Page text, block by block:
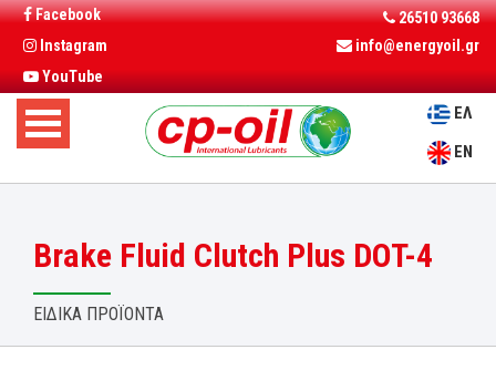
Facebook
Instagram
YouTube
26510 93668
info@energyoil.gr
ΕΛ
EN
Brake Fluid Clutch Plus DOT-4
ΕΙΔΙΚΑ ΠΡΟΪΟΝΤΑ